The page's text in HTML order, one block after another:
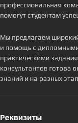
профессиональная
помогут студентам
Мы предлагаем широкий
и помощь с
практическими
консультантов готова
знаний и на разных
Реквизиты